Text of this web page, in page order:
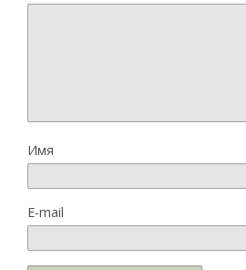
Имя
E-mail